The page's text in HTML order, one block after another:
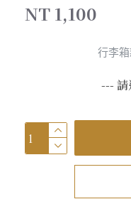
NT 1,100
行李